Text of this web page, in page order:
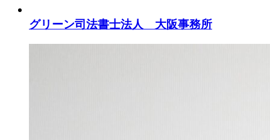
グリーン司法書士法人 大阪事務所